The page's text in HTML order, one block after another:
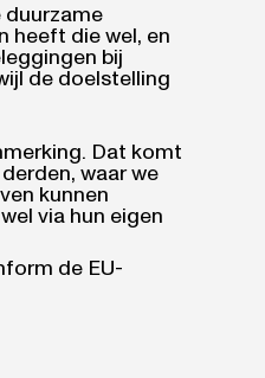
duurzame
heeft die wel, en
bij
de doelstelling
Dat komt
waar we
kunnen
via hun eigen
de EU-